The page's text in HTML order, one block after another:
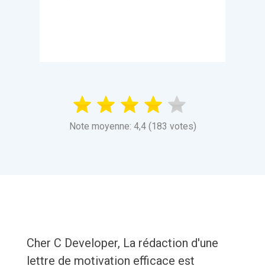
Note moyenne: 4,4 (183 votes)
Cher C Developer, La rédaction d'une
lettre de motivation efficace est